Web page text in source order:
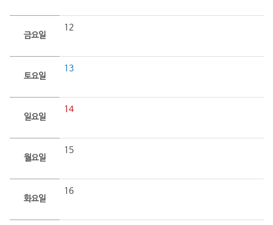
금요일
12
토요일
13
일요일
14
월요일
15
화요일
16